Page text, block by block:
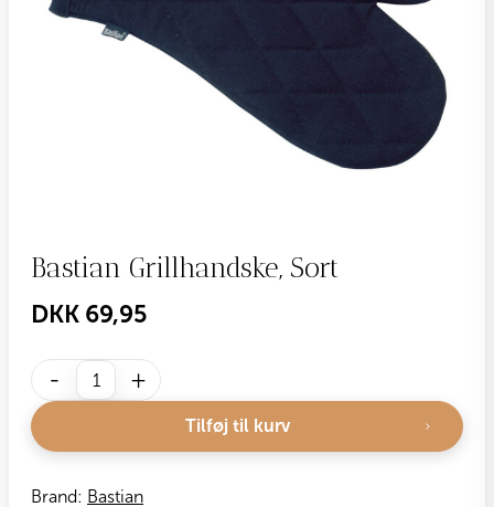
Bastian Grillhandske, Sort
Brand: Bastian
DKK 69,95
-
Bastian
Grillhandske,
Sort
antal
+
Tilføj til kurv